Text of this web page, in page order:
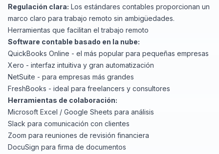
Regulación clara: Los estándares contables proporcionan un
marco claro para trabajo remoto sin ambigüedades.
Herramientas que facilitan el trabajo remoto
Software contable basado en la nube:
QuickBooks Online - el más popular para pequeñas empresas
Xero - interfaz intuitiva y gran automatización
NetSuite - para empresas más grandes
FreshBooks - ideal para freelancers y consultores
Herramientas de colaboración:
Microsoft Excel / Google Sheets para análisis
Slack para comunicación con clientes
Zoom para reuniones de revisión financiera
DocuSign para firma de documentos